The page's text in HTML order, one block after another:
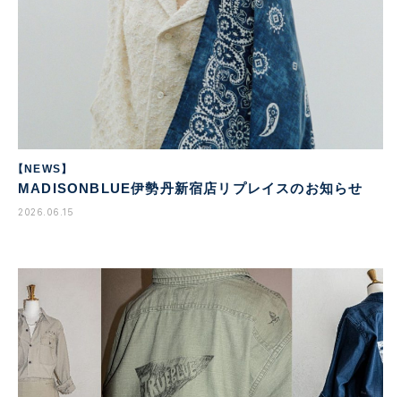
【NEWS】
MADISONBLUE伊勢丹新宿店リプレイスのお知らせ
2026.06.15